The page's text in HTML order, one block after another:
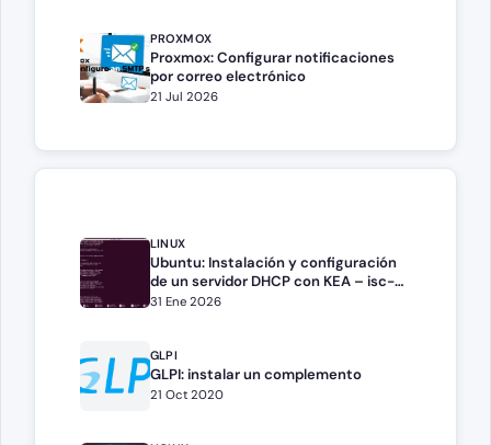
PROXMOX
Proxmox: Configurar notificaciones
por correo electrónico
21 Jul 2026
LINUX
Ubuntu: Instalación y configuración
de un servidor DHCP con KEA – isc-
kea
31 Ene 2026
GLPI
GLPI: instalar un complemento
21 Oct 2020